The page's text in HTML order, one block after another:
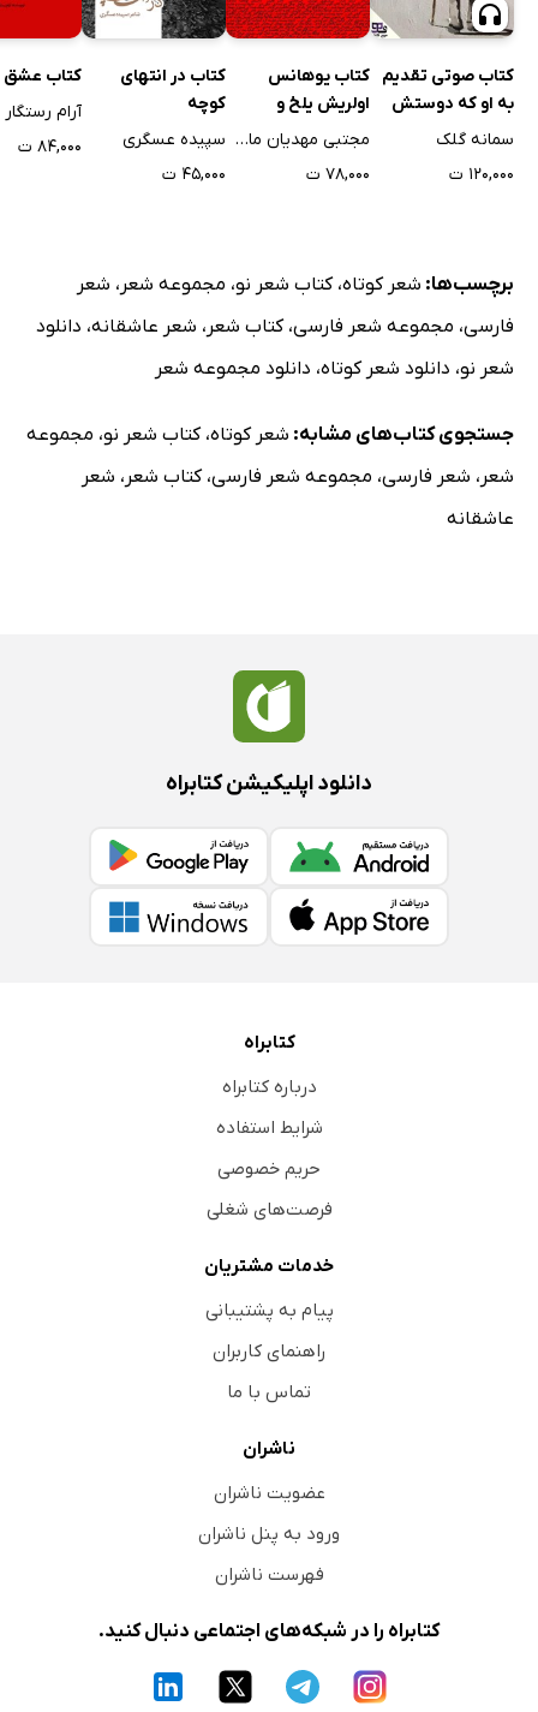
کتاب صوتی تقدیم
به او که دوستش
دارم
سمانه گلک
۱۲۰,۰۰۰ ت
کتاب یوهانس
اولریش یلخ و
تعدادی داستانکمجتبی مهدیان ماهفروزی
۷۸,۰۰۰ ت
کتاب در انتهای
کوچه
سپیده عسگری
۴۵,۰۰۰ ت
کتاب
آرام رستگار
۸۴,۰۰۰ ت
برچسب‌ها: شعر کوتاه،کتاب شعر نو، مجموعه شعر ، شعر
فارسی، مجموعه شعر فارسی،کتاب شعر ، شعر عاشقانه، دانلود
شعر نو، دانلود شعر کوتاه، دانلود مجموعه شعر
جستجوی کتاب‌های مشابه: شعر کوتاه،کتاب شعر نو، مجموعه
شعر ، شعر فارسی، مجموعه شعر فارسی،کتاب شعر ، شعر
عاشقانه
دانلود اپلیکیشن کتابراه
کتابراه
درباره کتابراه
شرایط استفاده
حریم خصوصی
فرصت‌های شغلی
خدمات مشتریان
پیام به پشتیبانی
راهنمای کاربران
تماس با ما
ناشران
عضویت ناشران
ورود به پنل ناشران
فهرست ناشران
کتابراه را در شبکه‌های اجتماعی دنبال کنید.